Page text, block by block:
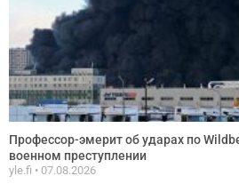
Профессор-эмерит об ударах по
военном преступлении
yle.fi 07.08.2026